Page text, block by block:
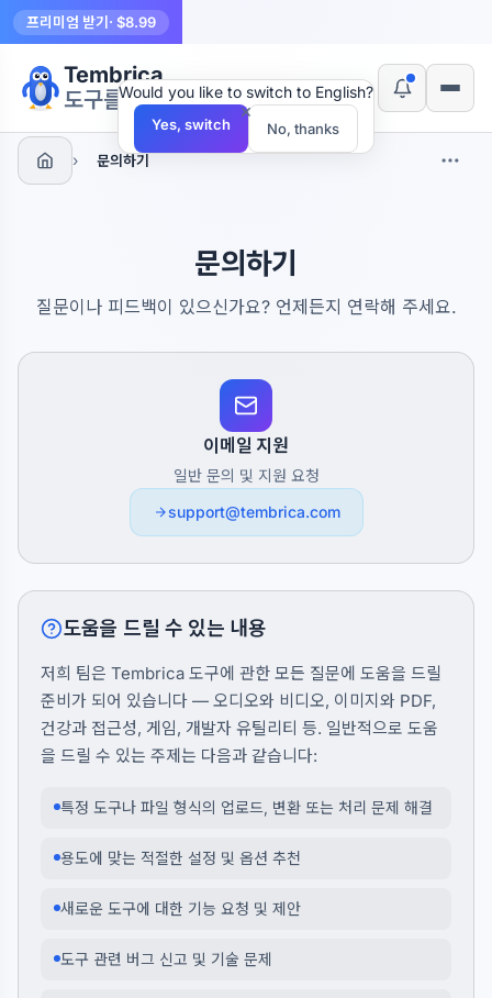
프리미엄 받기· $8.99
Tembrica
도구를 만듭니다
› 문의하기
문의하기
질문이나 피드백이 있으신가요? 언제든지 연락해 주세요.
이메일 지원
일반 문의 및 지원 요청
support@tembrica.com
도움을 드릴 수 있는 내용
저희 팀은 Tembrica 도구에 관한 모든 질문에 도움을 드릴
준비가 되어 있습니다 — 오디오와 비디오, 이미지와 PDF,
건강과 접근성, 게임, 개발자 유틸리티 등. 일반적으로 도움
을 드릴 수 있는 주제는 다음과 같습니다:
특정 도구나 파일 형식의 업로드, 변환 또는 처리 문제 해결
용도에 맞는 적절한 설정 및 옵션 추천
새로운 도구에 대한 기능 요청 및 제안
도구 관련 버그 신고 및 기술 문제
×
Would you like to switch to English?
Yes, switch No, thanks